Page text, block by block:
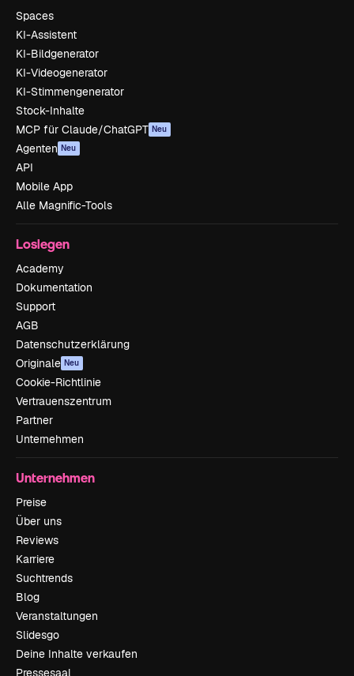
Spaces
KI-Assistent
KI-Bildgenerator
KI-Videogenerator
KI-Stimmengenerator
Stock-Inhalte
MCP für Claude/ChatGPT Neu
Agenten Neu
API
Mobile App
Alle Magnific-Tools
Loslegen
Academy
Dokumentation
Support
AGB
Datenschutzerklärung
Originale Neu
Cookie-Richtlinie
Vertrauenszentrum
Partner
Unternehmen
Unternehmen
Preise
Über uns
Reviews
Karriere
Suchtrends
Blog
Veranstaltungen
Slidesgo
Deine Inhalte verkaufen
Pressesaal